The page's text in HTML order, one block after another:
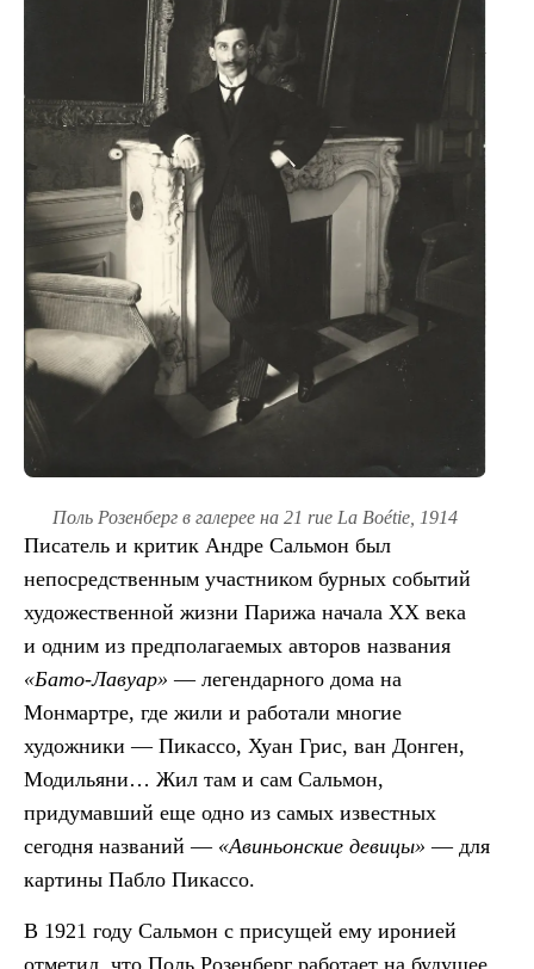
Поль Розенберг в галерее на 21 rue La Boétie, 1914
Писатель и критик Андре Сальмон был
непосредственным участником бурных событий
художественной жизни Парижа начала XX века
и одним из предполагаемых авторов названия
«Бато-Лавуар» — легендарного дома на
Монмартре, где жили и работали многие
художники — Пикассо, Хуан Грис, ван Донген,
Модильяни… Жил там и сам Сальмон,
придумавший еще одно из самых известных
сегодня названий — «Авиньонские девицы» — для
картины Пабло Пикассо.
В 1921 году Сальмон с присущей ему иронией
отметил, что Поль Розенберг работает на будущее